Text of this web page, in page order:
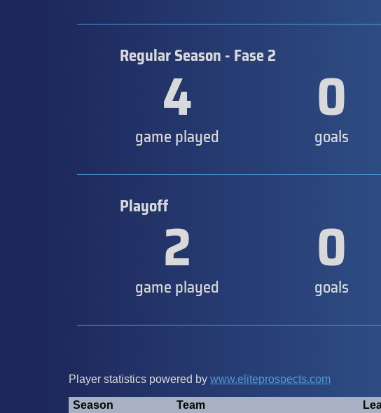
Regular Season - Fase 2
4
game played 0
goals
Playoff2
game played 0
goals